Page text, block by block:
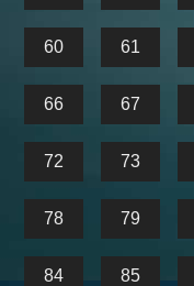
60 61
66 67
72 73
78 79
84 85